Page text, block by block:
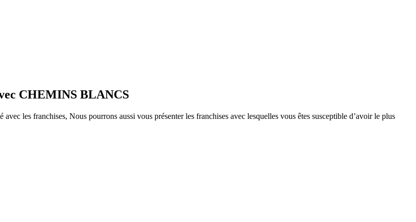
CHEMINS BLANCS
les franchises, Nous pourrons aussi vous présenter les franchises avec lesquelles vous êtes susceptible d’avoir le plus